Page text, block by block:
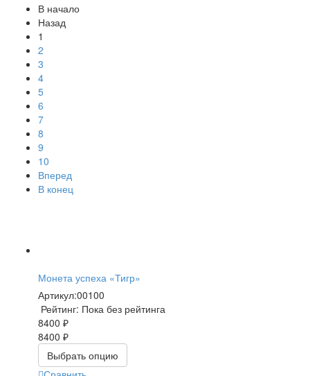
В начало
Назад
1
2
3
4
5
6
7
8
9
10
Вперед
В конец
Монета успеха «Тигр»
Артикул:00100
Рейтинг: Пока без рейтинга
8400 ₽
8400 ₽
Выбрать опцию